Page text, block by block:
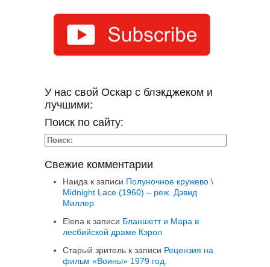
У нас свой Оскар с блэкджеком и
лучшими:
Поиск по сайту:
Свежие комментарии
Наида к записи Полуночное кружево \
Midnight Lace (1960) – реж. Дэвид
Миллер
Elena к записи Бланшетт и Мара в
лесбийской драме Кэрол
Старый зритель к записи Рецензия на
фильм «Воины» 1979 год.